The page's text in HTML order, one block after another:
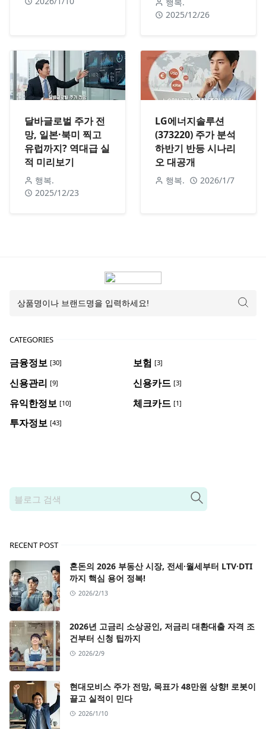
2025/12/26
달바글로벌 주가 전
망, 일본·북미 찍고
유럽까지? 역대급 실
적 미리보기
행복.
2025/12/23
LG에너지솔루션
(373220) 주가 분석
하반기 반등 시나리
오 대공개
행복. 2026/1/7
CATEGORIES
금융정보 [30] 보험 [3]
신용관리 [9] 신용카드 [3]
유익한정보 [10] 체크카드 [1]
투자정보 [43]
RECENT POST
혼돈의 2026 부동산 시장, 전세·월세부터 LTV·DTI
까지 핵심 용어 정복!
2026/2/13
2026년 고금리 소상공인, 저금리 대환대출 자격 조
건부터 신청 팁까지
2026/2/9
현대모비스 주가 전망, 목표가 48만원 상향! 로봇이
끌고 실적이 민다
2026/1/10